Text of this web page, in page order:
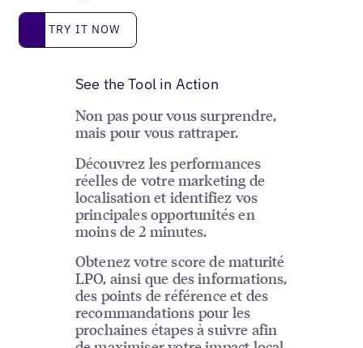
Try it now
TRY IT NOW
See the Tool in Action
Non pas pour vous surprendre,
mais pour vous rattraper.
Découvrez les performances
réelles de votre marketing de
localisation et identifiez vos
principales opportunités en
moins de 2 minutes.
Obtenez votre score de maturité
LPO, ainsi que des informations,
des points de référence et des
recommandations pour les
prochaines étapes à suivre afin